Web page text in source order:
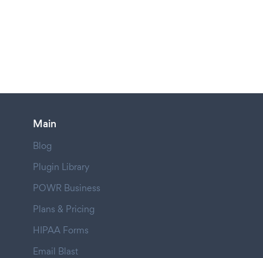
Main
Blog
Plugin Library
POWR Business
Plans & Pricing
HIPAA Forms
Email Blast